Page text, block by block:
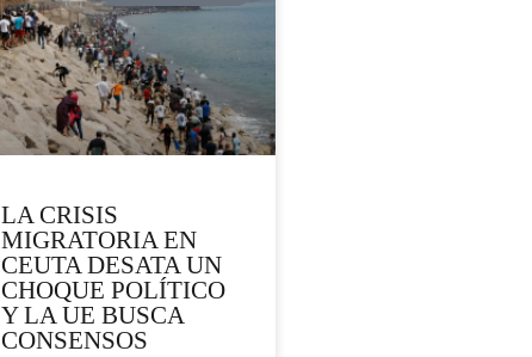
LA CRISIS
MIGRATORIA EN
CEUTA DESATA UN
CHOQUE POLÍTICO
Y LA UE BUSCA
CONSENSOS